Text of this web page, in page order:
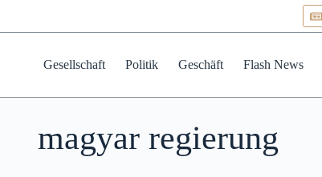
Gesellschaft Politik Geschäft Flash News
magyar regierung